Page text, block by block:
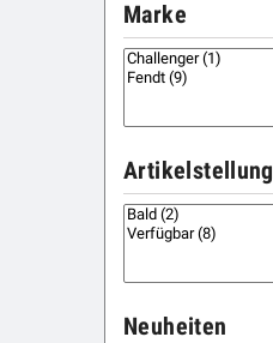
Marke
Artikelstellung
Neuheiten